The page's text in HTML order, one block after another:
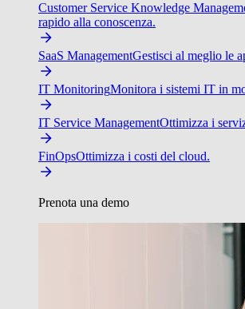
Customer Service Knowledge
rapido alla conoscenza.
SaaS ManagementGestisci al meglio le
IT MonitoringMonitora i sistemi IT in
IT Service ManagementOttimizza i
FinOpsOttimizza i costi del cloud.
Prenota una demo